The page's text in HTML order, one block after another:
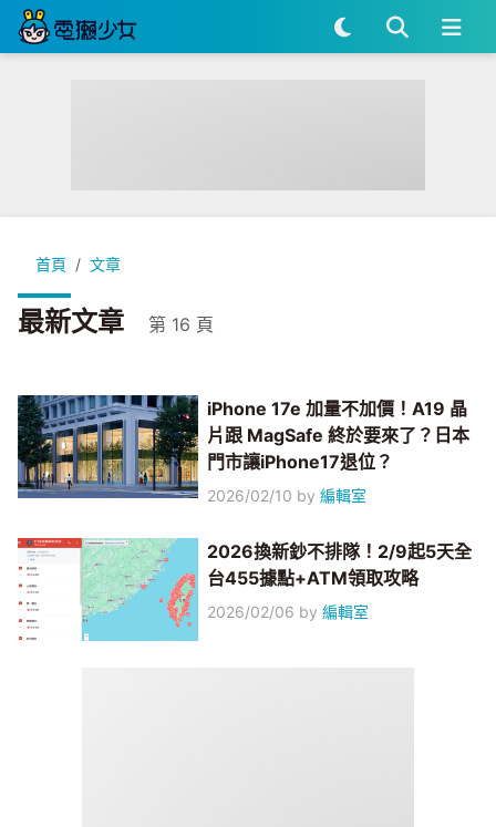
首頁 文章
最新文章 第 16 頁
iPhone 17e 加量不加價！A19 晶
片跟 MagSafe 終於要來了？日本
門市讓iPhone17退位？
2026/02/10 by編輯室
2026換新鈔不排隊！2/9起5天全
台455據點+ATM領取攻略
2026/02/06 by編輯室